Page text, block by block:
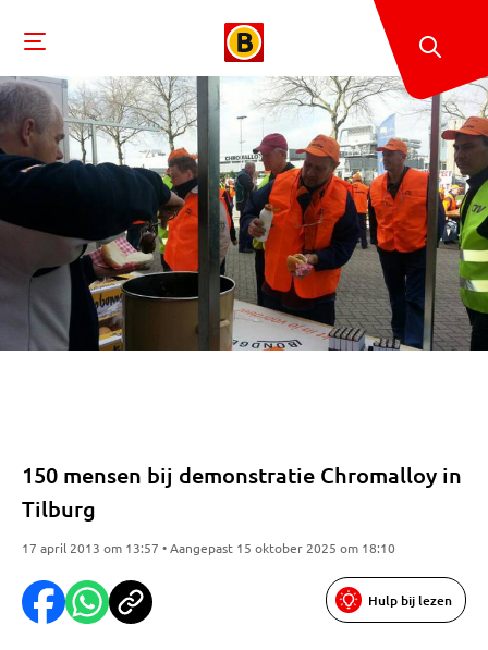
150 mensen bij demonstratie Chromalloy in
Tilburg
17 april 2013 om 13:57 • Aangepast 15 oktober 2025 om 18:10
Hulp bij lezen